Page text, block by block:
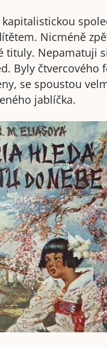
Nicméně
Nepamatuji
Byly čtvercového
se spoustou
jablíčka.